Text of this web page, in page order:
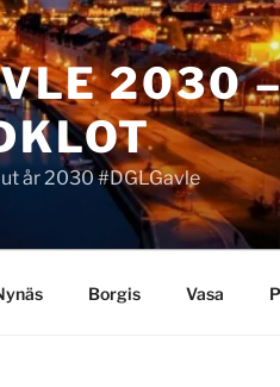
2030
år 2030 #DGLGavle
Borgis Vasa